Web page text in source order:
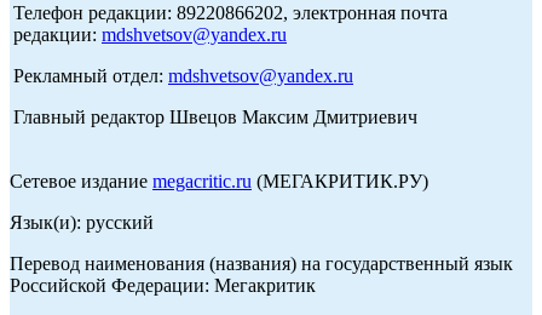
Телефон редакции: 89220866202, электронная почта
редакции: mdshvetsov@yandex.ru
Рекламный отдел: mdshvetsov@yandex.ru
Главный редактор Швецов Максим Дмитриевич
Сетевое издание megacritic.ru (МЕГАКРИТИК.РУ)
Язык(и): русский
Перевод наименования (названия) на государственный язык
Российской Федерации: Мегакритик